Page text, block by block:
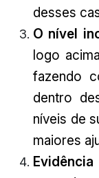
desses
O nível
logo
fazendo
dentro
níveis de
maiores